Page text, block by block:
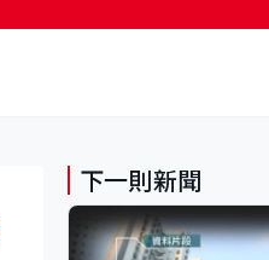
下一則新聞